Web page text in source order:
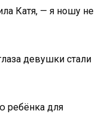
Катя, — я ношу не
девушки стали
ребёнка для